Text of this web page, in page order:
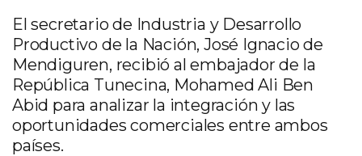
El secretario de Industria y Desarrollo
Productivo de la Nación, José Ignacio de
Mendiguren, recibió al embajador de la
República Tunecina, Mohamed Ali Ben
Abid para analizar la integración y las
oportunidades comerciales entre ambos
países.